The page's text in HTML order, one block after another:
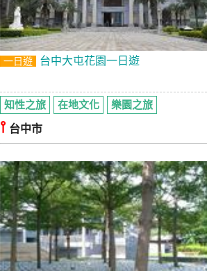
一日遊 台中大屯花園一日遊
知性之旅 在地文化 樂園之旅
⫯ 台中市